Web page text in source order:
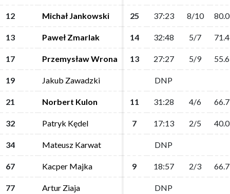
12 Michał Jankowski 25 37:23 8/10 80.0
13 Paweł Zmarlak 14 32:48 5/7 71.4
17 Przemysław Wrona 13 27:27 5/9 55.6
19 Jakub Zawadzki DNP
21 Norbert Kulon 11 31:28 4/6 66.7
32 Patryk Kędel 7 17:13 2/5 40.0
34 Mateusz Karwat DNP
67 Kacper Majka 9 18:57 2/3 66.7
77 Artur Ziaja DNP
12 Michał Jankowski 25 37:23 8/10 80.0
13 Paweł Zmarlak 14 32:48 5/7 71.4
17 Przemysław Wrona 13 27:27 5/9 55.6
19 Jakub Zawadzki DNP
21 Norbert Kulon 11 31:28 4/6 66.7
32 Patryk Kędel 7 17:13 2/5 40.0
34 Mateusz Karwat DNP
67 Kacper Majka 9 18:57 2/3 66.7
77 Artur Ziaja DNP